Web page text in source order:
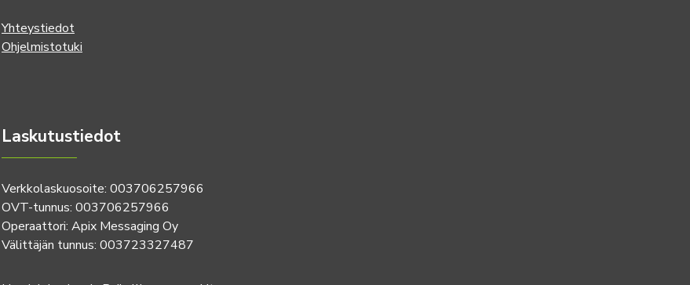
Yhteystiedot
Ohjelmistotuki
Laskutustiedot
Verkkolaskuosoite: 003706257966
OVT-tunnus: 003706257966
Operaattori: Apix Messaging Oy
Välittäjän tunnus: 003723327487